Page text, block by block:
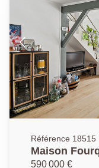
Référence 18515
Maison
590 000 €